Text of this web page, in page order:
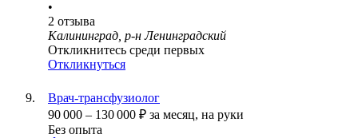
•
2 отзыва
Калининград, р-н Ленинградский
Откликнитесь среди первых
Откликнуться
Врач-трансфузиолог
90 000 – 130 000 ₽ за месяц, на руки
Без опыта